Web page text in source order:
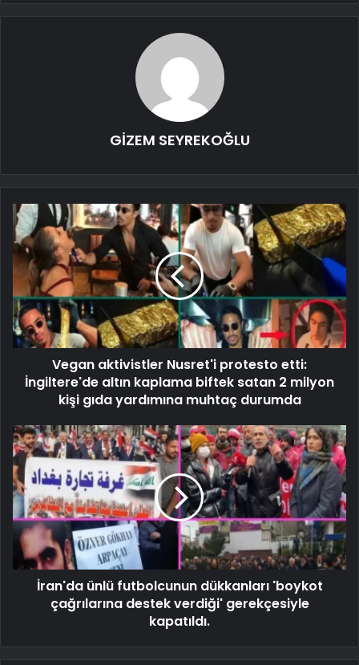
GİZEM SEYREKOĞLU
Vegan aktivistler Nusret'i protesto etti:
İngiltere'de altın kaplama biftek satan 2 milyon
kişi gıda yardımına muhtaç durumda
İran'da ünlü futbolcunun dükkanları 'boykot
çağrılarına destek verdiği' gerekçesiyle
kapatıldı.